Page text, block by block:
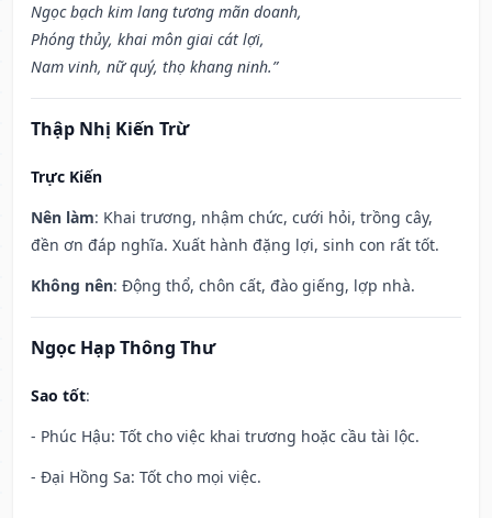
Ngọc bạch kim lang tương mãn doanh,
Phóng thủy, khai môn giai cát lợi,
Nam vinh, nữ quý, thọ khang ninh.”
Thập Nhị Kiến Trừ
Trực Kiến
Nên làm: Khai trương, nhậm chức, cưới hỏi, trồng cây,
đền ơn đáp nghĩa. Xuất hành đặng lợi, sinh con rất tốt.
Không nên: Động thổ, chôn cất, đào giếng, lợp nhà.
Ngọc Hạp Thông Thư
Sao tốt:
- Phúc Hậu: Tốt cho việc khai trương hoặc cầu tài lộc.
- Đại Hồng Sa: Tốt cho mọi việc.